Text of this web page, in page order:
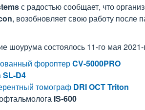
с радостью сообщает, что
, возобновляет свою работу после
шоурума состоялось 11-го мая
фороптерCV-5000PRO
SL-D4
томограф DRI OCT Triton
IS-600